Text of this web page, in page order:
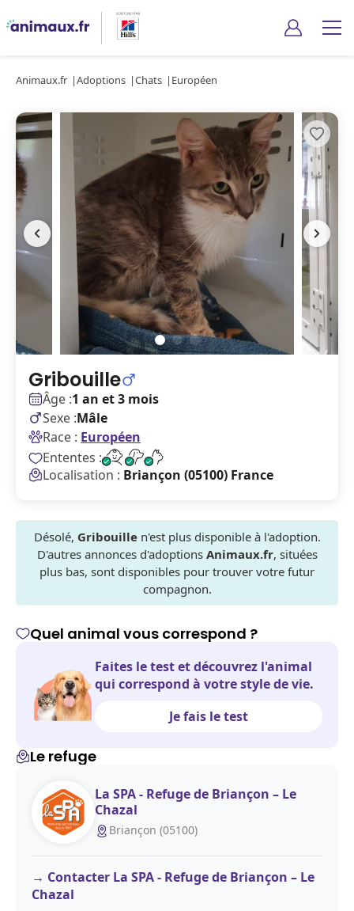
Animaux.fr Adoptions Chats Européen
Gribouille
Âge :1 an et 3 mois
Sexe :Mâle
Race : Européen
Ententes :
Localisation : Briançon (05100) France
Désolé, Gribouillen'est plus disponible à l'adoption.
D'autres annonces d'adoptions Animaux.fr, situées
plus bas, sont disponibles pour trouver votre futur
compagnon.
Quel animal vous correspond ?
Faites le test et découvrez l'animal
qui correspond à votre style de vie.
Je fais le test
Le refuge
La SPA - Refuge de Briançon – Le
Chazal
Briançon (05100)
Contacter La SPA - Refuge de Briançon – Le
Chazal